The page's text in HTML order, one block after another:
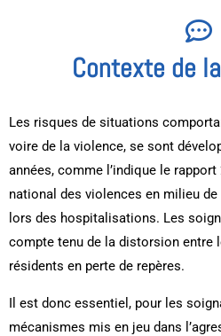
Contexte de
Les risques de situations
voire de la violence, se sont
années, comme l’indique le rapport
national des violences en milieu
lors des hospitalisations. Les
compte tenu de la distorsion entre
résidents en perte de repères.
Il est donc essentiel, pour les
mécanismes mis en jeu dans